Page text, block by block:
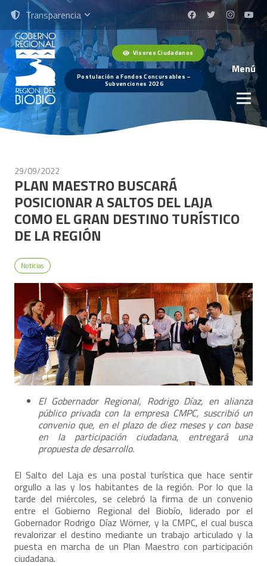
Transparencia
Visores Ciudadanos
Postulación a Fondos Concursables –
Subvenciones 2026
Menú
29/09/2022
PLAN MAESTRO BUSCARÁ
POSICIONAR A SALTOS DEL LAJA
COMO EL GRAN DESTINO TURÍSTICO
DE LA REGIÓN
Noticias
El Gobernador Regional, Rodrigo Díaz, en alianza
público privada con la empresa CMPC, suscribió un
convenio que, en el plazo de diez meses y con base
en la participación ciudadana, entregará una
propuesta de desarrollo.
El Salto del Laja es una postal turística que hace sentir
orgullo a las y los habitantes de la región. Por lo que la
tarde del miércoles, se celebró la firma de un convenio
entre el Gobierno Regional del Biobío, liderado por el
Gobernador Rodrigo Díaz Wörner, y la CMPC, el cual busca
revalorizar el destino mediante un trabajo articulado y la
puesta en marcha de un Plan Maestro con participación
ciudadana.